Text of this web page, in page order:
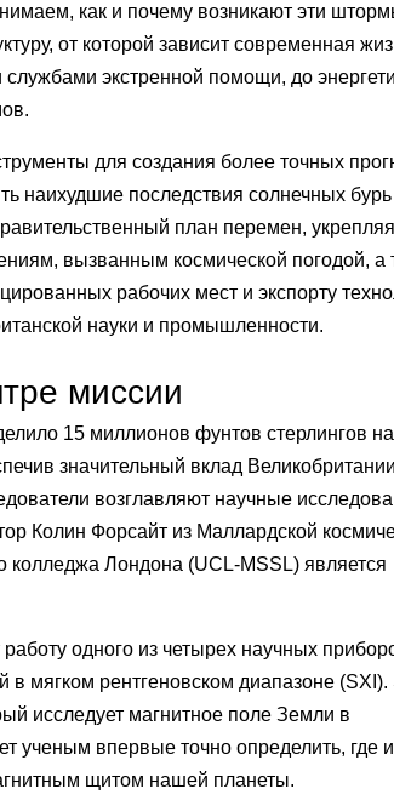
как и почему возникают эти
от которой зависит современная
экстренной помощи, до
для создания более точных
наихудшие последствия солнечных
план перемен, укрепляя
вызванным космической погодой, а
рабочих мест и экспорту
науки и промышленности.
миссии
15 миллионов фунтов стерлингов
значительный вклад
возглавляют научные
Колин Форсайт из Маллардской
колледжа Лондона (UCL-MSSL) является
одного из четырех научных
мягком рентгеновском диапазоне (SXI).
исследует магнитное поле Земли в
ученым впервые точно определить, где
щитом нашей планеты.